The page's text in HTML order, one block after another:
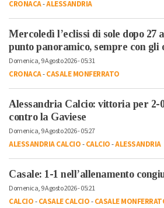
CRONACA-ALESSANDRIA
Mercoledì l’eclissi di sole dopo 27
punto panoramico, sempre con
Domenica, 9 Agosto 2026 - 05:31
CRONACA-CASALE MONFERRATO
Alessandria Calcio: vittoria per 2-
contro la Gaviese
Domenica, 9 Agosto 2026 - 05:27
ALESSANDRIA CALCIO-CALCIO-ALESSANDRIA
Casale: 1-1 nell’allenamento
Domenica, 9 Agosto 2026 - 05:21
CALCIO-CASALE CALCIO-CASALE